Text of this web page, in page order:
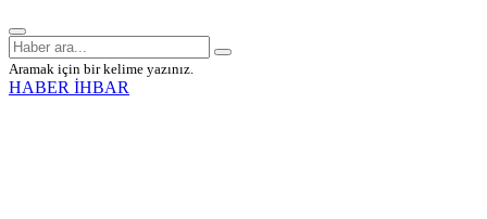
Aramak için bir kelime yazınız.
HABER İHBAR